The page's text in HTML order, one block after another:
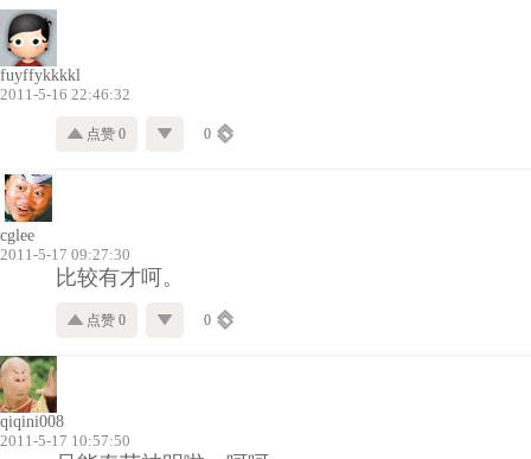
fuyffykkkkl
2011-5-16 22:46:32
点赞 0 0
cglee
2011-5-17 09:27:30
比较有才呵。
点赞 0 0
qiqini008
2011-5-17 10:57:50